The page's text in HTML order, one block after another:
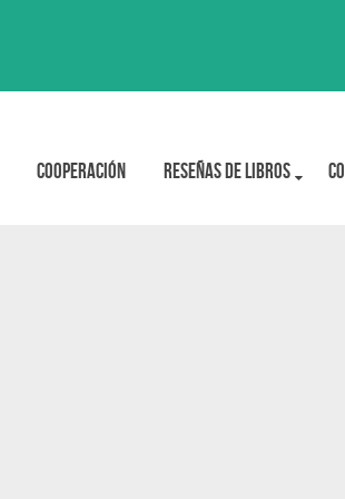
Cooperación Reseñas de libros